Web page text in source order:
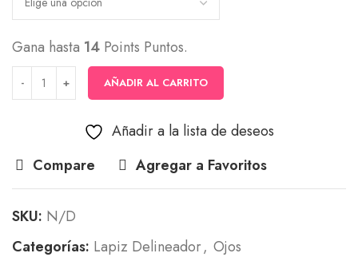
Gana hasta 14 Points Puntos.
AÑADIR AL CARRITO
Añadir a la lista de deseos
Compare
Agregar a Favoritos
SKU: N/D
Categorías: Lapiz Delineador, Ojos